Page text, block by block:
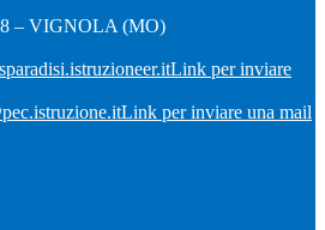
– VIGNOLA (MO)
Link per inviare
Link per inviare una mail